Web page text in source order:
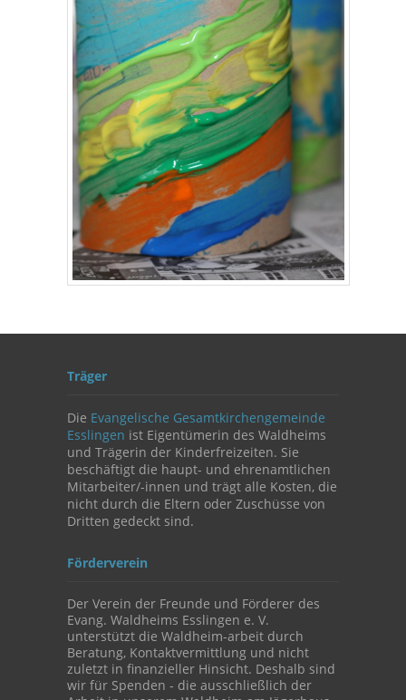
Träger
Die Evangelische Gesamtkirchengemeinde
Esslingen ist Eigentümerin des Waldheims
und Trägerin der Kinderfreizeiten. Sie
beschäftigt die haupt- und ehrenamtlichen
Mitarbeiter/-innen und trägt alle Kosten, die
nicht durch die Eltern oder Zuschüsse von
Dritten gedeckt sind.
Förderverein
Der Verein der Freunde und Förderer des
Evang. Waldheims Esslingen e. V.
unterstützt die Waldheim-arbeit durch
Beratung, Kontaktvermittlung und nicht
zuletzt in finanzieller Hinsicht. Deshalb sind
wir für Spenden - die ausschließlich der